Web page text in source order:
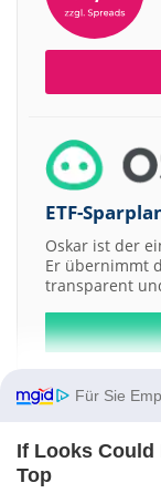
ETF-
Oskar ist der
Er übernimmt
transparent
Aktien ATX DAX
Für Sie
If Looks Could
Top